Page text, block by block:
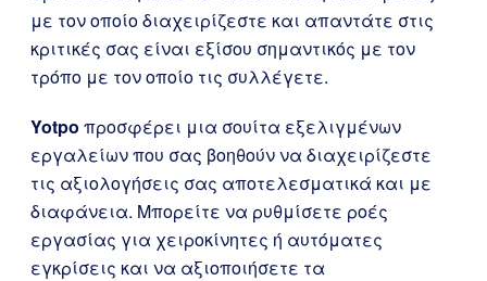
με τον οποίο διαχειρίζεστε και απαντάτε στις
κριτικές σας είναι εξίσου σημαντικός με τον
τρόπο με τον οποίο τις συλλέγετε.
Yotpo προσφέρει μια σουίτα εξελιγμένων
εργαλείων που σας βοηθούν να διαχειρίζεστε
τις αξιολογήσεις σας αποτελεσματικά και με
διαφάνεια. Μπορείτε να ρυθμίσετε ροές
εργασίας για χειροκίνητες ή αυτόματες
εγκρίσεις και να αξιοποιήσετε τα